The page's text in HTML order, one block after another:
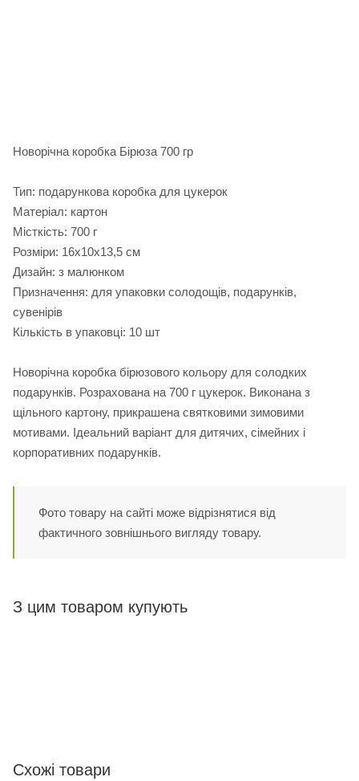
Новорічна коробка Бірюза 700 гр
Тип: подарункова коробка для цукерок
Матеріал: картон
Місткість: 700 г
Розміри: 16х10х13,5 см
Дизайн: з малюнком
Призначення: для упаковки солодощів, подарунків,
сувенірів
Кількість в упаковці: 10 шт
Новорічна коробка бірюзового кольору для солодких
подарунків. Розрахована на 700 г цукерок. Виконана з
щільного картону, прикрашена святковими зимовими
мотивами. Ідеальний варіант для дитячих, сімейних і
корпоративних подарунків.
Фото товару на сайті може відрізнятися від
фактичного зовнішнього вигляду товару.
З цим товаром купують
Схожі товари